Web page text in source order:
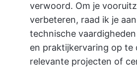
verwoord. Om je
verbeteren, raad ik je
technische
en praktijkervaring op te
relevante projecten of